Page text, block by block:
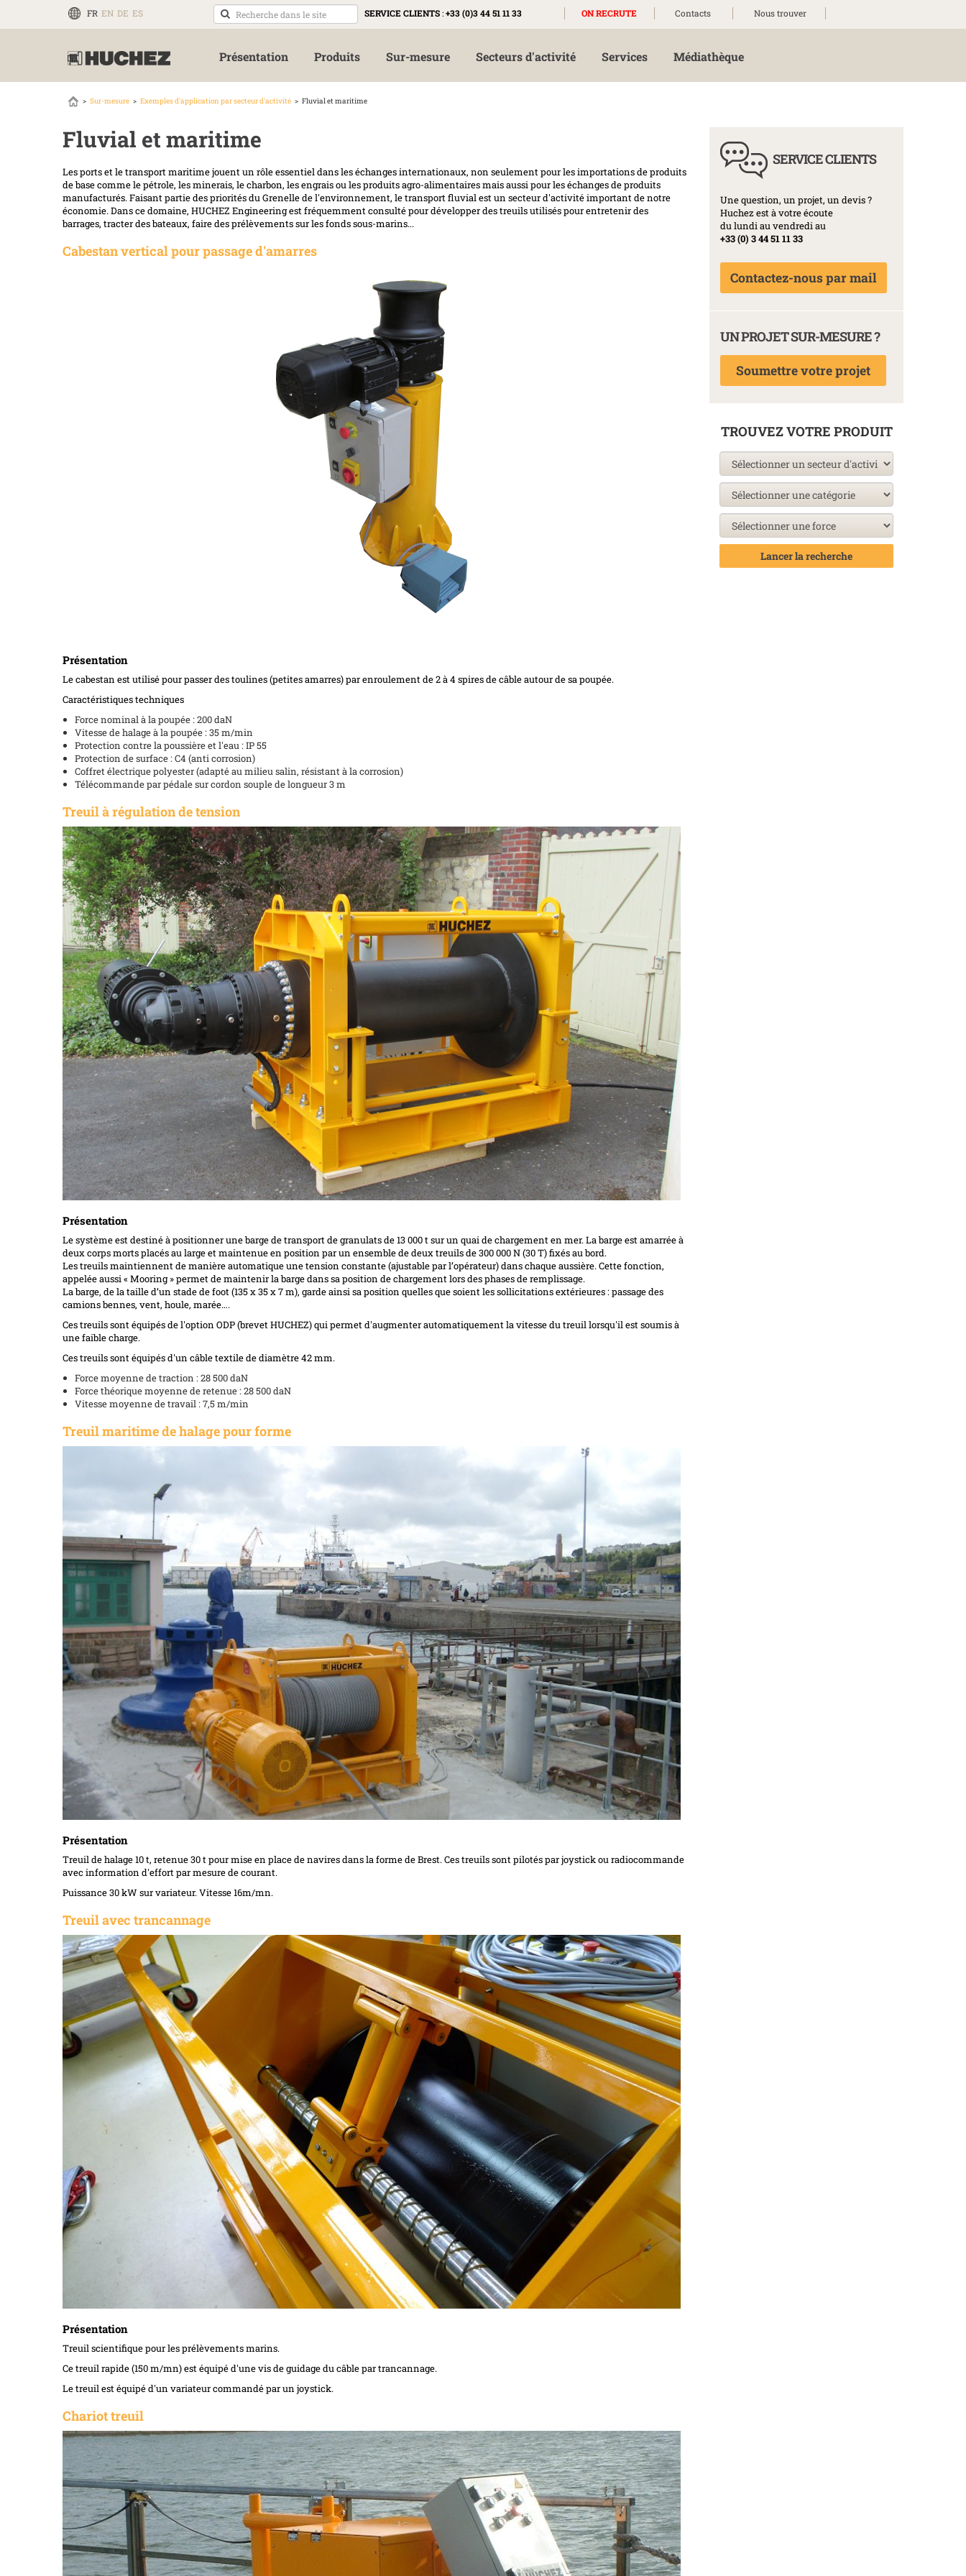
FR EN DE ES SERVICE CLIENTS:+33 (0)3 44 51 11 33 ON RECRUTE Contacts Nous trouver
Présentation Produits Sur-mesure Secteurs d'activité Services Médiathèque
Sur-mesure Exemples d'application par secteur d'activité Fluvial et maritime
Fluvial et maritime
Les ports et le transport maritime jouent un rôle essentiel dans les échanges internationaux, non seulement pour les importations de produits
de base comme le pétrole, les minerais, le charbon, les engrais ou les produits agro-alimentaires mais aussi pour les échanges de produits
manufacturés. Faisant partie des priorités du Grenelle de l'environnement, le transport fluvial est un secteur d'activité important de notre
économie. Dans ce domaine, HUCHEZ Engineering est fréquemment consulté pour développer des treuils utilisés pour entretenir des
barrages, tracter des bateaux, faire des prélèvements sur les fonds sous-marins...
Cabestan vertical pour passage d'amarres
Présentation
Le cabestan est utilisé pour passer des toulines (petites amarres) par enroulement de 2 à 4 spires de câble autour de sa poupée.
Caractéristiques techniques
Force nominal à la poupée : 200 daN
Vitesse de halage à la poupée : 35 m/min
Protection contre la poussière et l'eau : IP 55
Protection de surface : C4 (anti corrosion)
Coffret électrique polyester (adapté au milieu salin, résistant à la corrosion)
Télécommande par pédale sur cordon souple de longueur 3 m
Treuil à régulation de tension
Présentation
Le système est destiné à positionner une barge de transport de granulats de 13 000 t sur un quai de chargement en mer. La barge est amarrée à
deux corps morts placés au large et maintenue en position par un ensemble de deux treuils de 300 000 N (30 T) fixés au bord.
Les treuils maintiennent de manière automatique une tension constante (ajustable par l’opérateur) dans chaque aussière. Cette fonction,
appelée aussi « Mooring » permet de maintenir la barge dans sa position de chargement lors des phases de remplissage.
La barge, de la taille d’un stade de foot (135 x 35 x 7 m), garde ainsi sa position quelles que soient les sollicitations extérieures : passage des
camions bennes, vent, houle, marée….
Ces treuils sont équipés de l'option ODP (brevet HUCHEZ) qui permet d'augmenter automatiquement la vitesse du treuil lorsqu'il est soumis à
une faible charge.
Ces treuils sont équipés d'un câble textile de diamètre 42 mm.
Force moyenne de traction : 28 500 daN
Force théorique moyenne de retenue : 28 500 daN
Vitesse moyenne de travail : 7,5 m/min
Treuil maritime de halage pour forme
Présentation
Treuil de halage 10 t, retenue 30 t pour mise en place de navires dans la forme de Brest. Ces treuils sont pilotés par joystick ou radiocommande
avec information d'effort par mesure de courant.
Puissance 30 kW sur variateur. Vitesse 16m/mn.
Treuil avec trancannage
Présentation
Treuil scientifique pour les prélèvements marins.
Ce treuil rapide (150 m/mn) est équipé d'une vis de guidage du câble par trancannage.
Le treuil est équipé d'un variateur commandé par un joystick.
Chariot treuil
SERVICE CLIENTS
Une question, un projet, un devis ?
Huchez est à votre écoute
du lundi au vendredi au
+33 (0) 3 44 51 11 33
Contactez-nous par mail
UN PROJET SUR-MESURE ?
Soumettre votre projet
TROUVEZ VOTRE PRODUIT
Lancer la recherche